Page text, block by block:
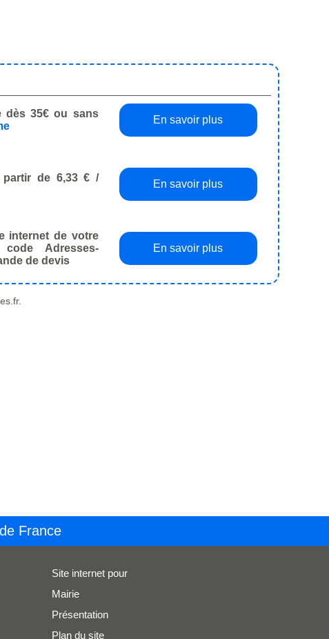
dès 35€ ou sans
En savoir plus
partir de 6,33 € /
En savoir plus
internet de votre
Adresses-
de devis
En savoir plus
France
Site internet pour
Mairie
Présentation
Plan du site